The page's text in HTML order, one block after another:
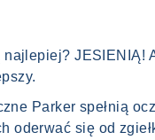
JESIENIĄ!
Parker spełnią
oderwać się od